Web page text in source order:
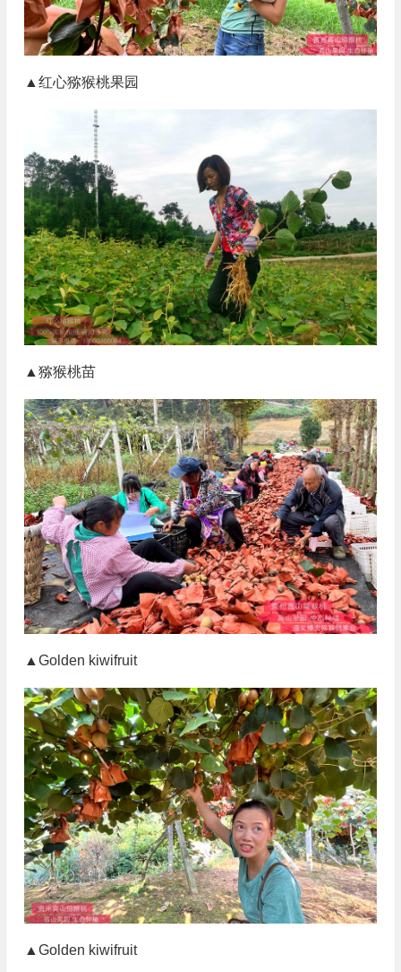
▲红心猕猴桃果园
▲猕猴桃苗
▲Golden kiwifruit
▲Golden kiwifruit